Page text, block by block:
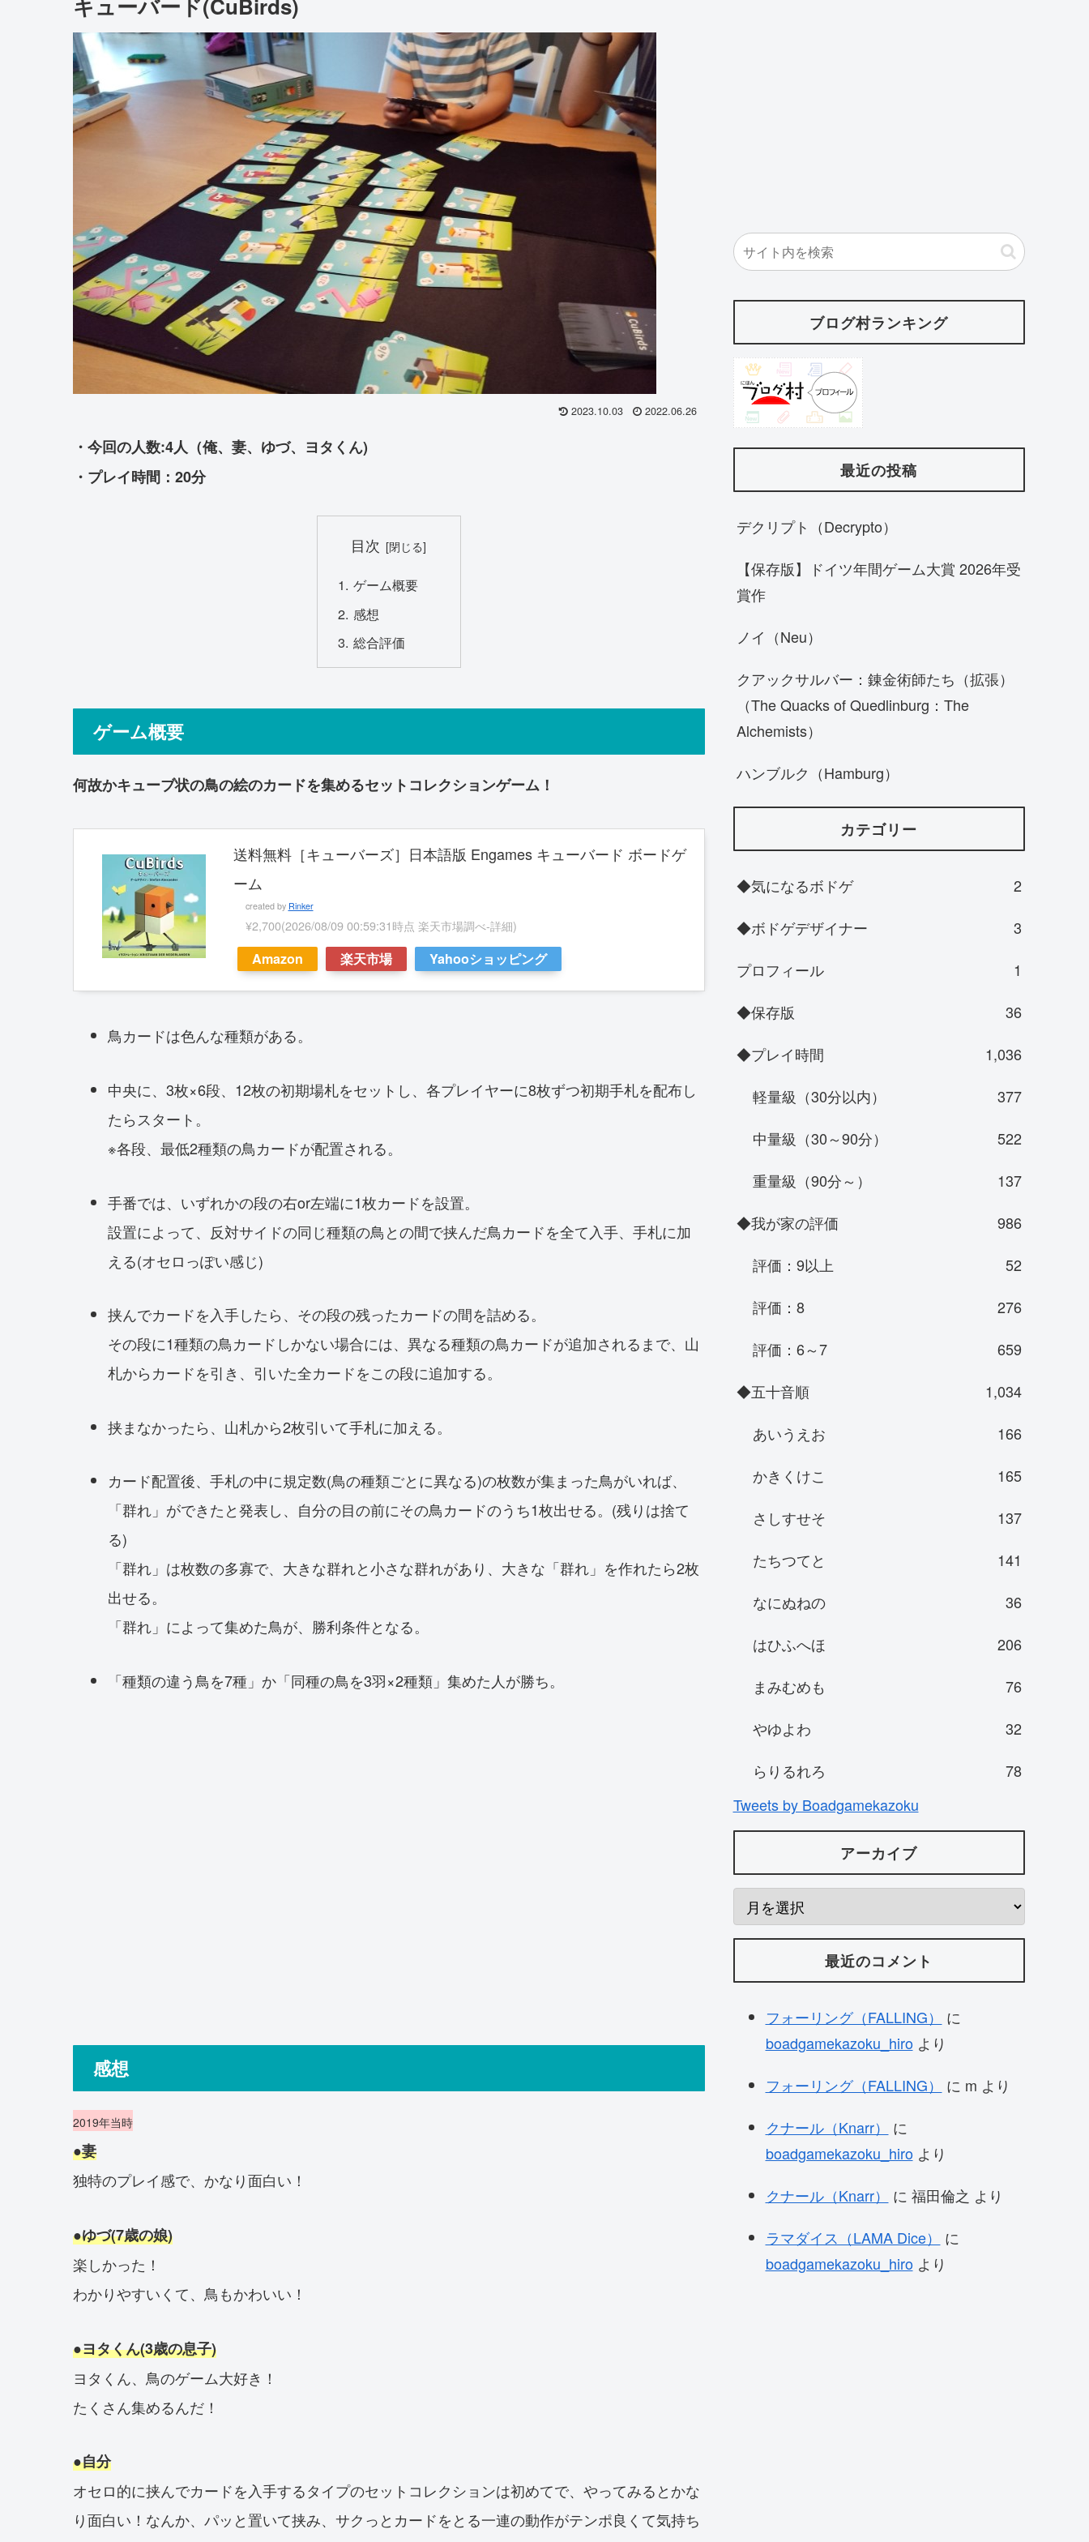
キューバード(CuBirds)
2023.10.03 2022.06.26
・今回の人数:4人（俺、妻、ゆづ、ヨタくん)
・プレイ時間：20分
目次
ゲーム概要
感想
総合評価
ゲーム概要
何故かキューブ状の鳥の絵のカードを集めるセットコレクションゲーム！
送料無料［キューバーズ］日本語版 Engames キューバード ボードゲ
ーム
created by Rinker
¥2,700(2026/08/09 00:59:31時点 楽天市場調べ-詳細)
Amazon 楽天市場 Yahooショッピング
鳥カードは色んな種類がある。
中央に、3枚×6段、12枚の初期場札をセットし、各プレイヤーに8枚ずつ初期手札を配布し
たらスタート。
※各段、最低2種類の鳥カードが配置される。
手番では、いずれかの段の右or左端に1枚カードを設置。
設置によって、反対サイドの同じ種類の鳥との間で挟んだ鳥カードを全て入手、手札に加
える(オセロっぽい感じ)
挟んでカードを入手したら、その段の残ったカードの間を詰める。
その段に1種類の鳥カードしかない場合には、異なる種類の鳥カードが追加されるまで、山
札からカードを引き、引いた全カードをこの段に追加する。
挟まなかったら、山札から2枚引いて手札に加える。
カード配置後、手札の中に規定数(鳥の種類ごとに異なる)の枚数が集まった鳥がいれば、
「群れ」ができたと発表し、自分の目の前にその鳥カードのうち1枚出せる。(残りは捨て
る)
「群れ」は枚数の多寡で、大きな群れと小さな群れがあり、大きな「群れ」を作れたら2枚
出せる。
「群れ」によって集めた鳥が、勝利条件となる。
「種類の違う鳥を7種」か「同種の鳥を3羽×2種類」集めた人が勝ち。
感想
2019年当時
●妻
独特のプレイ感で、かなり面白い！
●ゆづ(7歳の娘)
楽しかった！
わかりやすいくて、鳥もかわいい！
●ヨタくん(3歳の息子)
ヨタくん、鳥のゲーム大好き！
たくさん集めるんだ！
●自分
オセロ的に挟んでカードを入手するタイプのセットコレクションは初めてで、やってみるとかな
り面白い！なんか、パッと置いて挟み、サクっとカードをとる一連の動作がテンポ良くて気持ち
ブログ村ランキング
最近の投稿
デクリプト（Decrypto）
【保存版】ドイツ年間ゲーム大賞 2026年受
賞作
ノイ（Neu）
クアックサルバー：錬金術師たち（拡張）
（The Quacks of Quedlinburg：The
Alchemists）
ハンブルク（Hamburg）
カテゴリー
◆気になるボドゲ
2
◆ボドゲデザイナー
3
プロフィール
1
◆保存版
36
◆プレイ時間
1,036
軽量級（30分以内）
377
中量級（30～90分）
522
重量級（90分～）
137
◆我が家の評価
986
評価：9以上
52
評価：8
276
評価：6～7
659
◆五十音順
1,034
あいうえお
166
かきくけこ
165
さしすせそ
137
たちつてと
141
なにぬねの
36
はひふへほ
206
まみむめも
76
やゆよわ
32
らりるれろ
78
Tweets by Boadgamekazoku
アーカイブ
最近のコメント
フォーリング（FALLING）
に
boadgamekazoku_hiroより
フォーリング（FALLING）
に m より
クナール（Knarr）
に
boadgamekazoku_hiroより
クナール（Knarr）
に 福田倫之 より
ラマダイス（LAMA Dice）
に
boadgamekazoku_hiroより